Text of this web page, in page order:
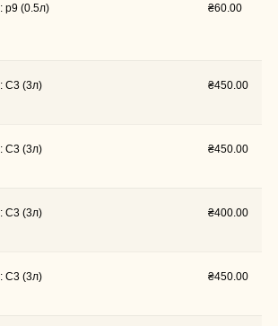
: p9 (0.5л) ₴60.00
: C3 (3л) ₴450.00
: C3 (3л) ₴450.00
: C3 (3л) ₴400.00
: C3 (3л) ₴450.00